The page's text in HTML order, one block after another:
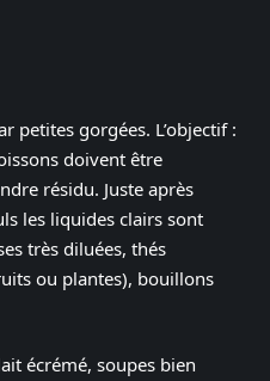
petites gorgées. L’objectif :
doivent être
résidu. Juste après
les liquides clairs sont
très diluées, thés
ou plantes), bouillons
écrémé, soupes bien